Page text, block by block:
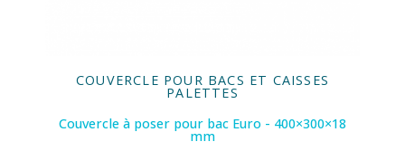
COUVERCLE POUR BACS ET CAISSES
PALETTES
Couvercle à poser pour bac Euro - 400×300×18
mm